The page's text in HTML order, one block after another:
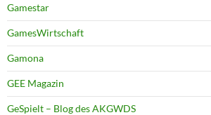
Gamestar
GamesWirtschaft
Gamona
GEE Magazin
GeSpielt – Blog des AKGWDS